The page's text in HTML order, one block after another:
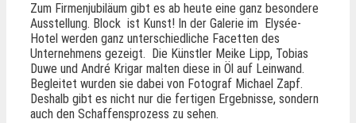
Zum Firmenjubiläum gibt es ab heute eine ganz besondere
Ausstellung. Block ist Kunst! In der Galerie im Elysée-
Hotel werden ganz unterschiedliche Facetten des
Unternehmens gezeigt. Die Künstler Meike Lipp, Tobias
Duwe und André Krigar malten diese in Öl auf Leinwand.
Begleitet wurden sie dabei von Fotograf Michael Zapf.
Deshalb gibt es nicht nur die fertigen Ergebnisse, sondern
auch den Schaffensprozess zu sehen.